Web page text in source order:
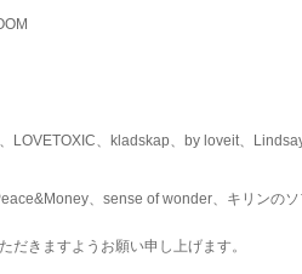
LOVETOXIC、kladskap、by loveit、
、sense of wonder、キリンのソ
だきますようお願い申し上げます。